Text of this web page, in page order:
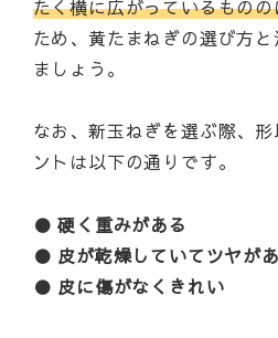
たく横に広がっているもの
ため、黄たまねぎの選び方
ましょう。
なお、新玉ねぎを選ぶ際、
ントは以下の通りです。
● 硬く重みがある
● 皮が乾燥していてツヤが
● 皮に傷がなくきれい